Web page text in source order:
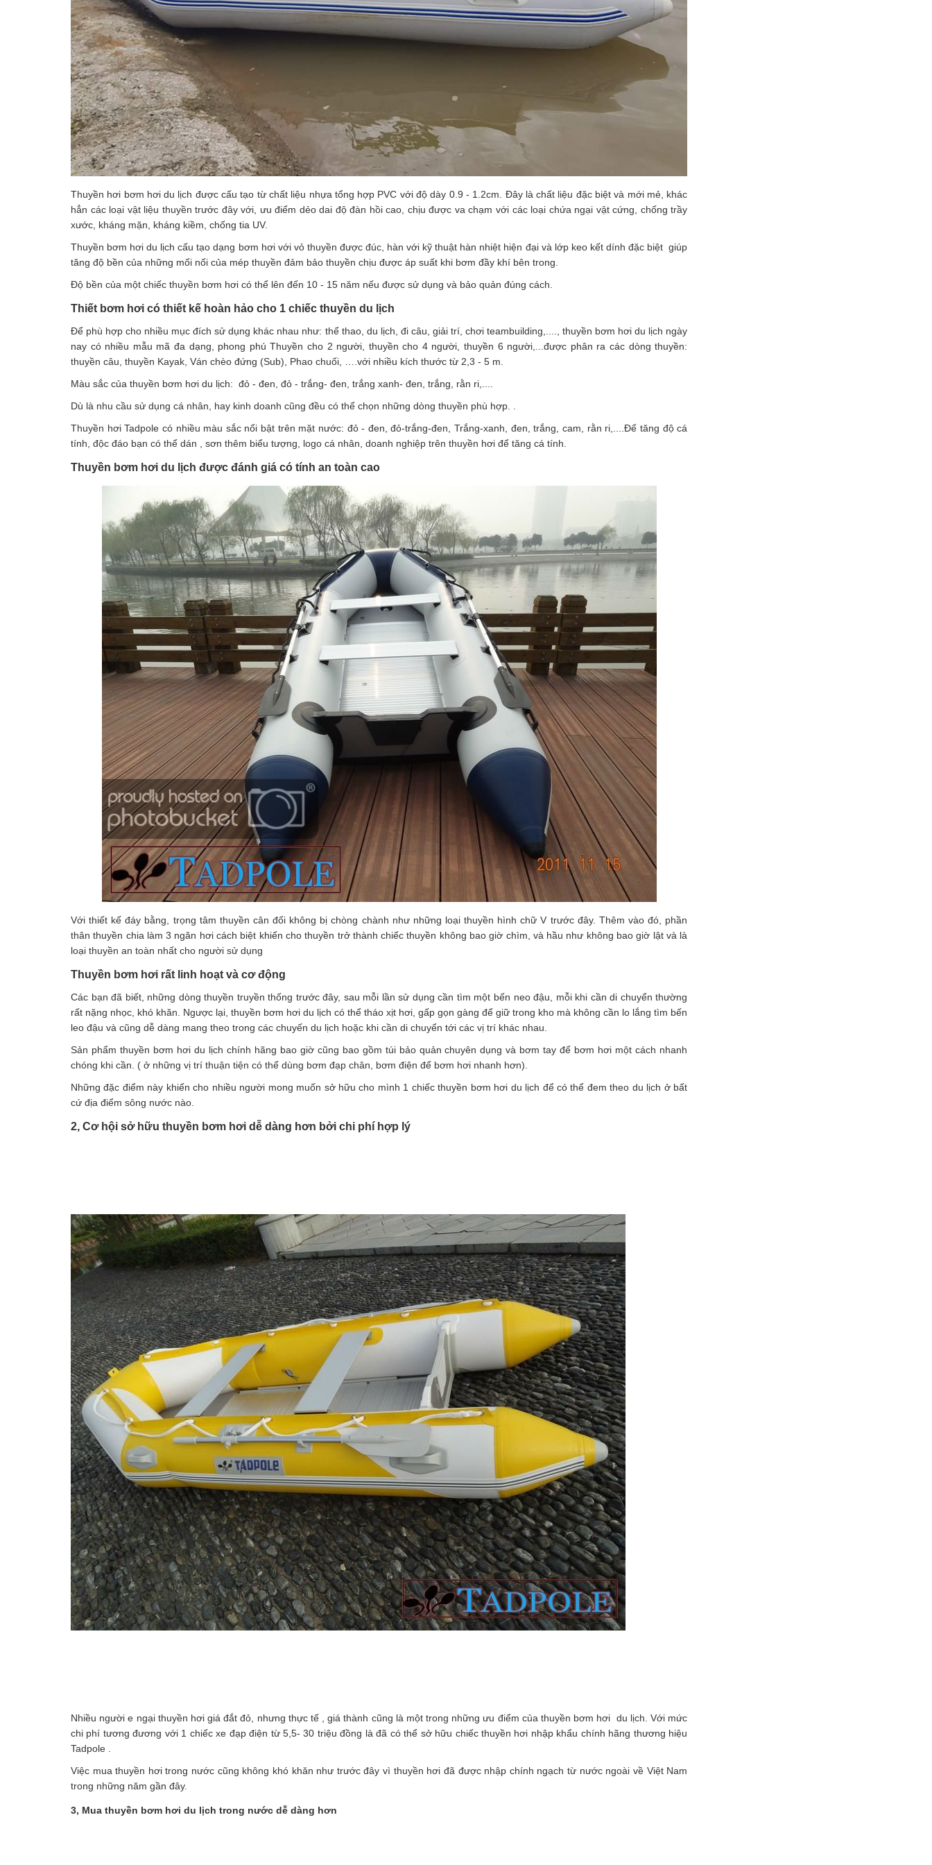
Thuyền hơi bơm hơi du lịch được cấu tạo từ chất liệu nhựa tổng hợp PVC với độ dày 0.9 - 1.2cm. Đây là chất liệu đặc biệt và mới mẻ, khác
hẳn các loại vật liệu thuyền trước đây với, ưu điểm dẻo dai độ đàn hồi cao, chịu được va chạm với các loại chứa ngại vật cứng, chống trầy
xước, kháng mặn, kháng kiềm, chống tia UV.
Thuyền bơm hơi du lịch cấu tạo dạng bơm hơi với vỏ thuyền được đúc, hàn với kỹ thuật hàn nhiệt hiện đại và lớp keo kết dính đặc biệt giúp
tăng độ bền của những mối nối của mép thuyền đảm bảo thuyền chịu được áp suất khi bơm đầy khí bên trong.
Độ bền của một chiếc thuyền bơm hơi có thể lên đến 10 - 15 năm nếu được sử dụng và bảo quản đúng cách.
Thiết bơm hơi có thiết kế hoàn hảo cho 1 chiếc thuyền du lịch
Để phù hợp cho nhiều mục đích sử dụng khác nhau như: thể thao, du lịch, đi câu, giải trí, chơi teambuilding,...., thuyền bơm hơi du lịch ngày
nay có nhiều mẫu mã đa dạng, phong phú Thuyền cho 2 người, thuyền cho 4 người, thuyền 6 người,...được phân ra các dòng thuyền:
thuyền câu, thuyền Kayak, Ván chèo đứng (Sub), Phao chuối, ….với nhiều kích thước từ 2,3 - 5 m.
Màu sắc của thuyền bơm hơi du lịch: đỏ - đen, đỏ - trắng- đen, trắng xanh- đen, trắng, rằn ri,....
Dù là nhu cầu sử dụng cá nhân, hay kinh doanh cũng đều có thể chọn những dòng thuyền phù hợp. .
Thuyền hơi Tadpole có nhiều màu sắc nổi bật trên mặt nước: đỏ - đen, đỏ-trắng-đen, Trắng-xanh, đen, trắng, cam, rằn ri,....Để tăng độ cá
tính, độc đáo bạn có thể dán , sơn thêm biểu tượng, logo cá nhân, doanh nghiệp trên thuyền hơi để tăng cá tính.
Thuyền bơm hơi du lịch được đánh giá có tính an toàn cao
Với thiết kế đáy bằng, trọng tâm thuyền cân đối không bị chòng chành như những loại thuyền hình chữ V trước đây. Thêm vào đó, phần
thân thuyền chia làm 3 ngăn hơi cách biệt khiến cho thuyền trở thành chiếc thuyền không bao giờ chìm, và hầu như không bao giờ lật và là
loại thuyền an toàn nhất cho người sử dụng
Thuyền bơm hơi rất linh hoạt và cơ động
Các bạn đã biết, những dòng thuyền truyền thống trước đây, sau mỗi lần sử dụng cần tìm một bến neo đậu, mỗi khi cần di chuyển thường
rất nặng nhọc, khó khăn. Ngược lại, thuyền bơm hơi du lịch có thể tháo xịt hơi, gấp gọn gàng để giữ trong kho mà không cần lo lắng tìm bến
leo đậu và cũng dễ dàng mang theo trong các chuyến du lịch hoặc khi cần di chuyển tới các vị trí khác nhau.
Sản phẩm thuyền bơm hơi du lịch chính hãng bao giờ cũng bao gồm túi bảo quản chuyên dụng và bơm tay để bơm hơi một cách nhanh
chóng khi cần. ( ở những vị trí thuận tiện có thể dùng bơm đạp chân, bơm điện để bơm hơi nhanh hơn).
Những đặc điểm này khiến cho nhiều người mong muốn sở hữu cho mình 1 chiếc thuyền bơm hơi du lịch để có thể đem theo du lịch ở bất
cứ địa điểm sông nước nào.
2, Cơ hội sở hữu thuyền bơm hơi dễ dàng hơn bởi chi phí hợp lý
Nhiều người e ngại thuyền hơi giá đắt đỏ, nhưng thực tế , giá thành cũng là một trong những ưu điểm của thuyền bơm hơi du lịch. Với mức
chi phí tương đương với 1 chiếc xe đạp điện từ 5,5- 30 triệu đồng là đã có thể sở hữu chiếc thuyền hơi nhập khẩu chính hãng thương hiệu
Tadpole .
Việc mua thuyền hơi trong nước cũng không khó khăn như trước đây vì thuyền hơi đã được nhập chính ngạch từ nước ngoài về Việt Nam
trong những năm gần đây.
3, Mua thuyền bơm hơi du lịch trong nước dễ dàng hơn